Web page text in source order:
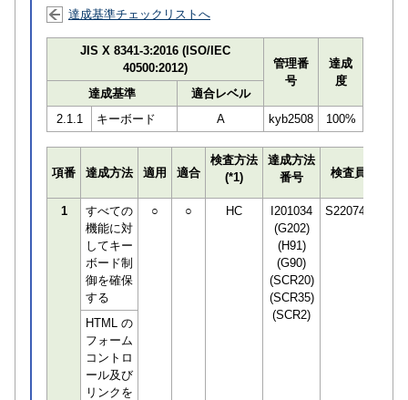
達成基準チェックリストへ
JIS X 8341-3:2016 (ISO/IEC
40500:2012)
管理番
号
達成
度
達成基準
適合レベル
2.1.1
キーボード A kyb2508 100%
項番 達成方法 適用 適合
検査方法
(*1)
達成方法
番号
検査員
1
すべての
機能に対
してキー
ボード制
御を確保
する
○ ○ HC
I201034
(G202)
(H91)
(G90)
(SCR20)
(SCR35)
(SCR2)
S220748
HTML の
フォーム
コントロ
ール及び
リンクを